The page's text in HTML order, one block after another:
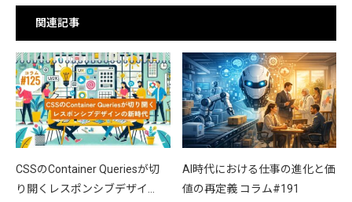
関連記事
CSSのContainer Queriesが切
り開くレスポンシブデザイ…
AI時代における仕事の進化と価
値の再定義 コラム#191